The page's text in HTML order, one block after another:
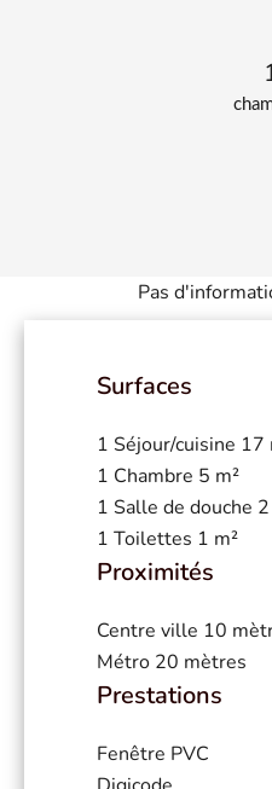
Pas
Surfaces
1 Séjour/cuisine 17
1 Chambre 5 m²
1 Salle de douche
1 Toilettes 1 m²
Proximités
Centre ville 10
Métro 20 mètres
Prestations
Fenêtre PVC